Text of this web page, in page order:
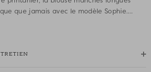
que jamais avec le modèle Sophie.
orné d'une élégante broderie anglaise